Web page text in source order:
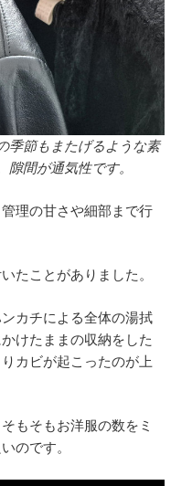
季節もまたげるような素
間が通気性です。
理の甘さや細部まで行
たことがありました。
カチによる全体の湯拭
けたままの収納をした
カビが起こったのが上
もそもお洋服の数をミ
のです。